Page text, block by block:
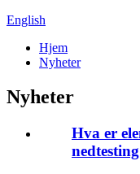
English
Hjem
Nyheter
Nyheter
Hva er